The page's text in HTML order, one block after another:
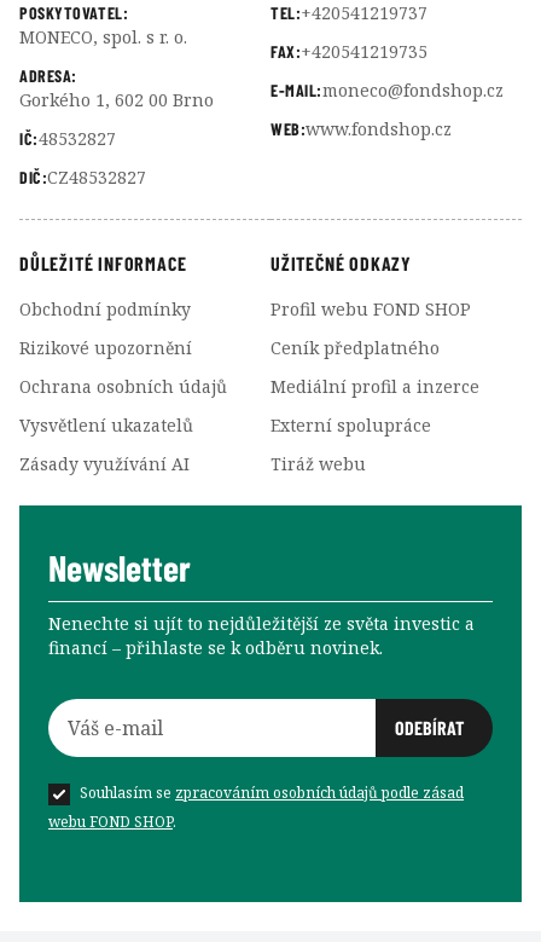
POSKYTOVATEL:
MONECO, spol. s r. o.
ADRESA:
Gorkého 1, 602 00 Brno
IČ:48532827
DIČ:CZ48532827
TEL:+420541219737
FAX:+420541219735
E-MAIL:moneco@fondshop.cz
WEB:www.fondshop.cz
DŮLEŽITÉ INFORMACE
Obchodní podmínky
Rizikové upozornění
Ochrana osobních údajů
Vysvětlení ukazatelů
Zásady využívání AI
UŽITEČNÉ ODKAZY
Profil webu FOND SHOP
Ceník předplatného
Mediální profil a inzerce
Externí spolupráce
Tiráž webu
Newsletter
Nenechte si ujít to nejdůležitější ze světa investic a
financí –⁠⁠⁠⁠⁠⁠ přihlaste se k odběru novinek.
Souhlasím se zpracováním osobních údajů podle zásad
webu FOND SHOP.